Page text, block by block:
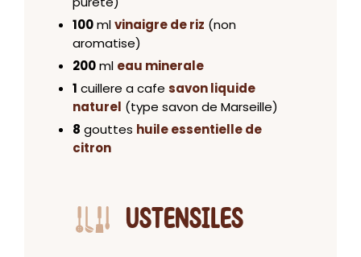
100mlvinaigre de riz (non
aromatise)
200ml eau minerale
1 cuillere a cafe savon liquide
naturel (type savon de Marseille)
8 gouttes huile essentielle de
citron
USTENSILES